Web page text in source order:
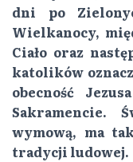
dni po
Wielkanocy,
Ciało oraz
katolików
obecność
Sakramencie.
wymową, ma
tradycji ludowej.